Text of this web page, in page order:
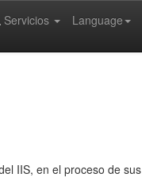
Language
Servicios
IIS, en el proceso de sus